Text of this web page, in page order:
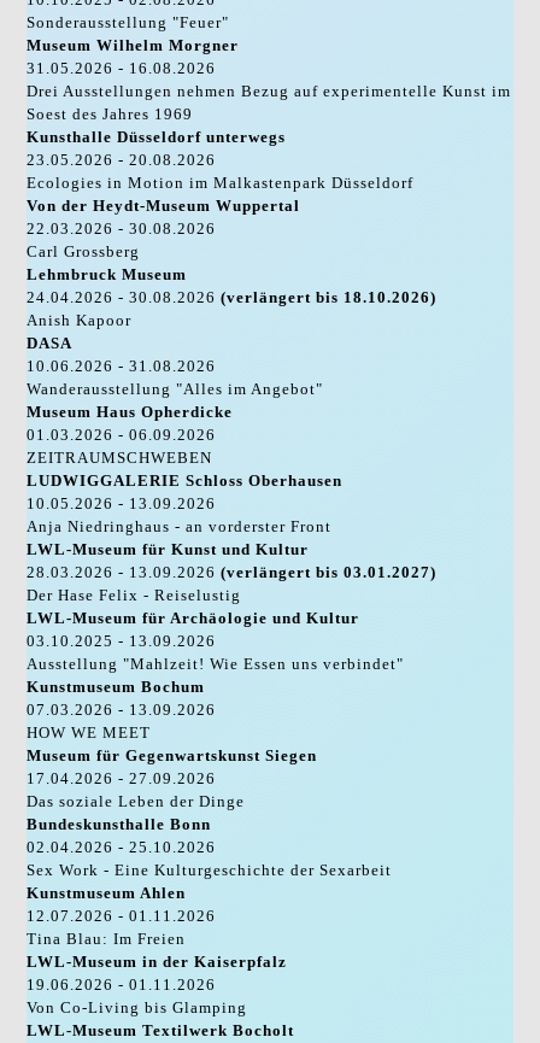
Sonderausstellung "Feuer"
Museum Wilhelm Morgner
31.05.2026 - 16.08.2026
Drei Ausstellungen nehmen Bezug auf experimentelle Kunst im
Soest des Jahres 1969
Kunsthalle Düsseldorf unterwegs
23.05.2026 - 20.08.2026
Ecologies in Motion im Malkastenpark Düsseldorf
Von der Heydt-Museum Wuppertal
22.03.2026 - 30.08.2026
Carl Grossberg
Lehmbruck Museum
24.04.2026 - 30.08.2026(verlängert bis 18.10.2026)
Anish Kapoor
DASA
10.06.2026 - 31.08.2026
Wanderausstellung "Alles im Angebot"
Museum Haus Opherdicke
01.03.2026 - 06.09.2026
ZEITRAUMSCHWEBEN
LUDWIGGALERIE Schloss Oberhausen
10.05.2026 - 13.09.2026
Anja Niedringhaus - an vorderster Front
LWL-Museum für Kunst und Kultur
28.03.2026 - 13.09.2026(verlängert bis 03.01.2027)
Der Hase Felix - Reiselustig
LWL-Museum für Archäologie und Kultur
03.10.2025 - 13.09.2026
Ausstellung "Mahlzeit! Wie Essen uns verbindet"
Kunstmuseum Bochum
07.03.2026 - 13.09.2026
HOW WE MEET
Museum für Gegenwartskunst Siegen
17.04.2026 - 27.09.2026
Das soziale Leben der Dinge
Bundeskunsthalle Bonn
02.04.2026 - 25.10.2026
Sex Work - Eine Kulturgeschichte der Sexarbeit
Kunstmuseum Ahlen
12.07.2026 - 01.11.2026
Tina Blau: Im Freien
LWL-Museum in der Kaiserpfalz
19.06.2026 - 01.11.2026
Von Co-Living bis Glamping
LWL-Museum Textilwerk Bocholt